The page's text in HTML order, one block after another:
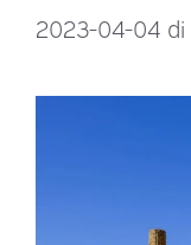
2023-04-04 di